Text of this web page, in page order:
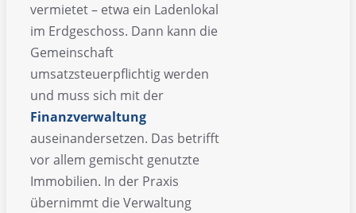
vermietet – etwa ein Ladenlokal
im Erdgeschoss. Dann kann die
Gemeinschaft
umsatzsteuerpflichtig werden
und muss sich mit der
Finanzverwaltung
auseinandersetzen. Das betrifft
vor allem gemischt genutzte
Immobilien. In der Praxis
übernimmt die Verwaltung